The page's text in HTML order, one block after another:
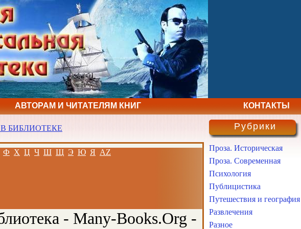
АВТОРАМ И ЧИТАТЕЛЯМ КНИГ КОНТАКТЫ
БИБЛИОТЕКЕ
Ф Х Ц Ч Ш Щ Э Ю Я AZ
- Many-Books.Org -
Рубрики
Проза. Историческая
Проза. Современная
Психология
Публицистика
Путешествия и география
Развлечения
Разное